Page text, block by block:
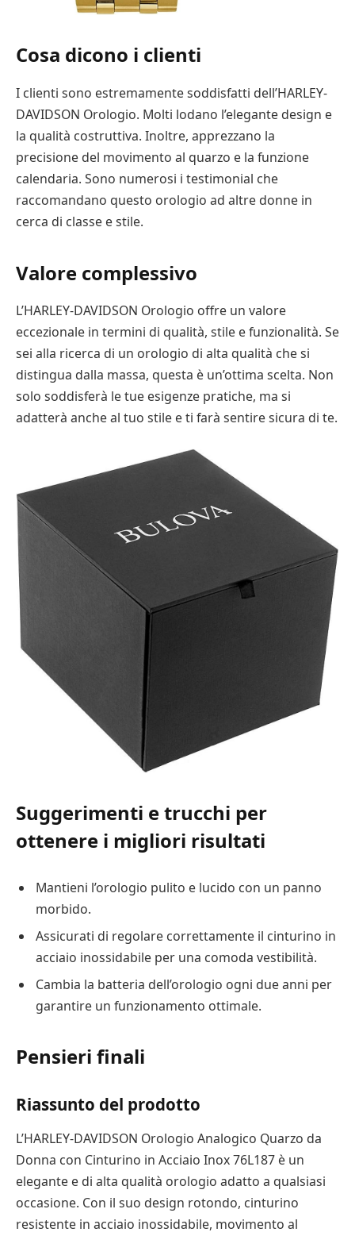
Cosa dicono i clienti
I clienti sono estremamente soddisfatti dell’HARLEY-
DAVIDSON Orologio. Molti lodano l’elegante design e
la qualità costruttiva. Inoltre, apprezzano la
precisione del movimento al quarzo e la funzione
calendaria. Sono numerosi i testimonial che
raccomandano questo orologio ad altre donne in
cerca di classe e stile.
Valore complessivo
L’HARLEY-DAVIDSON Orologio offre un valore
eccezionale in termini di qualità, stile e funzionalità. Se
sei alla ricerca di un orologio di alta qualità che si
distingua dalla massa, questa è un’ottima scelta. Non
solo soddisferà le tue esigenze pratiche, ma si
adatterà anche al tuo stile e ti farà sentire sicura di te.
Suggerimenti e trucchi per
ottenere i migliori risultati
Mantieni l’orologio pulito e lucido con un panno
morbido.
Assicurati di regolare correttamente il cinturino in
acciaio inossidabile per una comoda vestibilità.
Cambia la batteria dell’orologio ogni due anni per
garantire un funzionamento ottimale.
Pensieri finali
Riassunto del prodotto
L’HARLEY-DAVIDSON Orologio Analogico Quarzo da
Donna con Cinturino in Acciaio Inox 76L187 è un
elegante e di alta qualità orologio adatto a qualsiasi
occasione. Con il suo design rotondo, cinturino
resistente in acciaio inossidabile, movimento al